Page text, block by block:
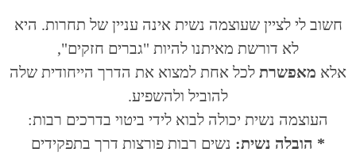
חשוב לי לציין שעוצמה נשית אינה עניין של תחרות. היא
לא דורשת מאיתנו להיות "גברים חזקים",
אלא מאפשרת לכל אחת למצוא את הדרך הייחודית שלה
להוביל ולהשפיע.
העוצמה נשית יכולה לבוא לידי ביטוי בדרכים רבות:
* הובלה נשית: נשים רבות פורצות דרך בתפקידים